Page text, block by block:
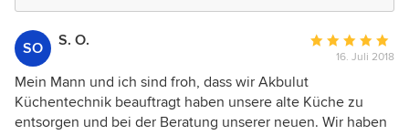
SO S. O.
Bewertung:
von
5
16. Juli 2018
Mein Mann und ich sind froh, dass wir Akbulut
Küchentechnik beauftragt haben unsere alte Küche zu
entsorgen und bei der Beratung unserer neuen. Wir haben